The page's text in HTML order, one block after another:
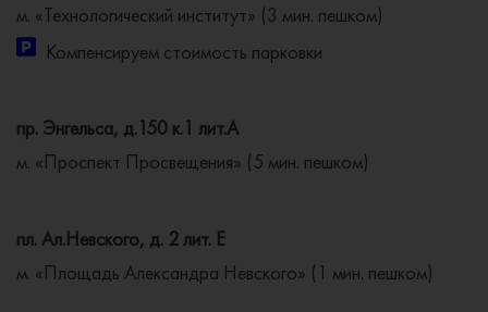
м. «Технологический институт» (3 мин. пешком)
Компенсируем стоимость парковки
пр. Энгельса, д.150 к.1 лит.А
м. «Проспект Просвещения» (5 мин. пешком)
пл. Ал.Невского, д. 2 лит. Е
м. «Площадь Александра Невского» (1 мин. пешком)